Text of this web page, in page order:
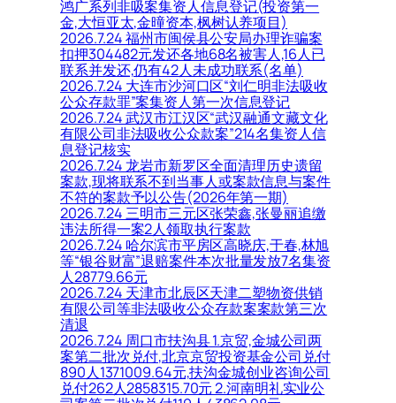
鸿广系列非吸案集资人信息登记(投资第一
金,大恒亚太,金曈资本,枫树认养项目)
2026.7.24 福州市闽侯县公安局办理诈骗案
扣押304482元发还各地68名被害人,16人已
联系并发还,仍有42人未成功联系(名单)
2026.7.24 大连市沙河口区“刘仁明非法吸收
公众存款罪”案集资人第一次信息登记
2026.7.24 武汉市江汉区“武汉融通文藏文化
有限公司非法吸收公众款案”214名集资人信
息登记核实
2026.7.24 龙岩市新罗区全面清理历史遗留
案款,现将联系不到当事人或案款信息与案件
不符的案款予以公告(2026年第一期)
2026.7.24 三明市三元区张荣鑫,张曼丽追缴
违法所得一案2人领取执行案款
2026.7.24 哈尔滨市平房区高晓庆,于春,林旭
等“银谷财富”退赔案件本次批量发放7名集资
人28779.66元
2026.7.24 天津市北辰区天津二塑物资供销
有限公司等非法吸收公众存款案案款第三次
清退
2026.7.24 周口市扶沟县 1.京贸,金城公司两
案第二批次兑付,北京京贸投资基金公司兑付
890人1371009.64元,扶沟金城创业咨询公司
兑付262人2858315.70元 2.河南明礼实业公